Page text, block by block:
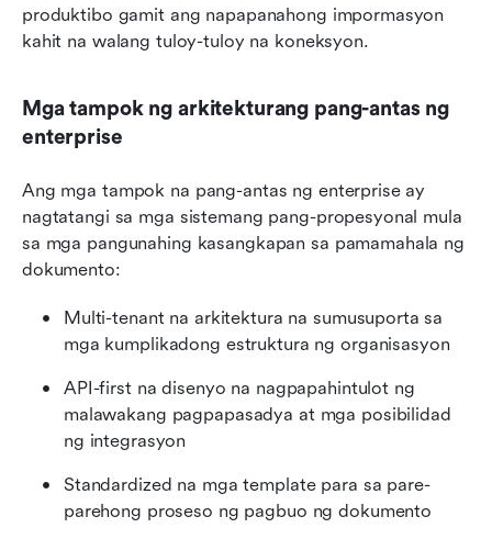
produktibo gamit ang napapanahong impormasyon
kahit na walang tuloy-tuloy na koneksyon.
Mga tampok ng arkitekturang pang-antas ng
enterprise
Ang mga tampok na pang-antas ng enterprise ay
nagtatangi sa mga sistemang pang-propesyonal mula
sa mga pangunahing kasangkapan sa pamamahala ng
dokumento:
Multi-tenant na arkitektura na sumusuporta sa
mga kumplikadong estruktura ng organisasyon
API-first na disenyo na nagpapahintulot ng
malawakang pagpapasadya at mga posibilidad
ng integrasyon
Standardized na mga template para sa pare-
parehong proseso ng pagbuo ng dokumento